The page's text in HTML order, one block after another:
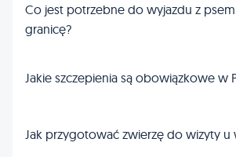
Co jest potrzebne do wyjazdu z
granicę?
Jakie szczepienia są obowiązkowe w
Jak przygotować zwierzę do wizyty u